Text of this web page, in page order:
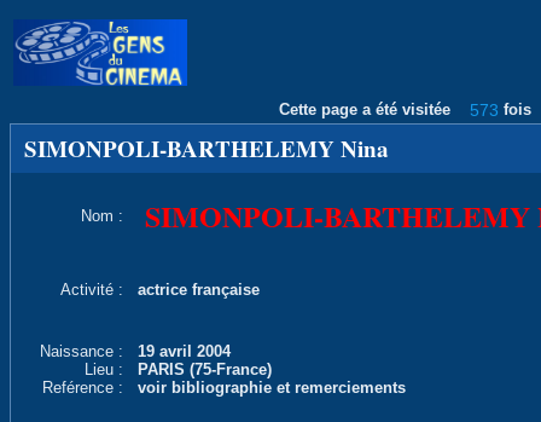
Cette page a été visitée 573 fois
SIMONPOLI-BARTHELEMY Nina
Nom : SIMONPOLI-BARTHELEMY
Activité : actrice française
Naissance :
19 avril 2004
Lieu :
PARIS (75-France)
Reférence :
voir bibliographie et remerciements